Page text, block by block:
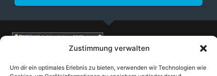
Zustimmung verwalten
Um dir ein optimales Erlebnis zu bieten, verwenden wir Technologien wie
Kontaktseite
Datenschutz
Kosten-